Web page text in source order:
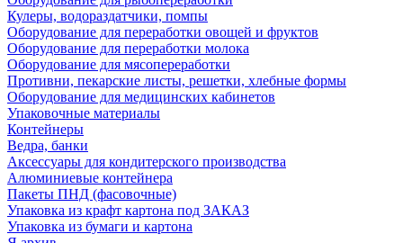
Кулеры, водораздатчики, помпы
Оборудование для переработки овощей и фруктов
Оборудование для переработки молока
Оборудование для мясопереработки
Противни, пекарские листы, решетки, хлебные формы
Оборудование для медицинских кабинетов
Упаковочные материалы
Контейнеры
Ведра, банки
Аксессуары для кондитерского производства
Алюминиевые контейнера
Пакеты ПНД (фасовочные)
Упаковка из крафт картона под ЗАКАЗ
Упаковка из бумаги и картона